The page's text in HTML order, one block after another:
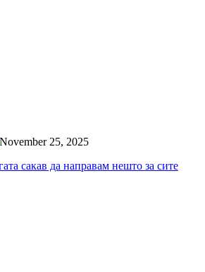
November 25, 2025
сакав да направам нешто за сите